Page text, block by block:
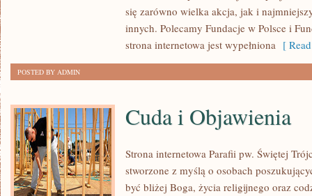
się zarówno wielka akcja, jak i
innych. Polecamy Fundacje w Polsce i
strona internetowa jest wypełniona [
POSTED BY ADMIN
Cuda i Objawienia
Strona internetowa Parafii pw. Świętej
stworzone z myślą o osobach
być bliżej Boga, życia religijnego oraz